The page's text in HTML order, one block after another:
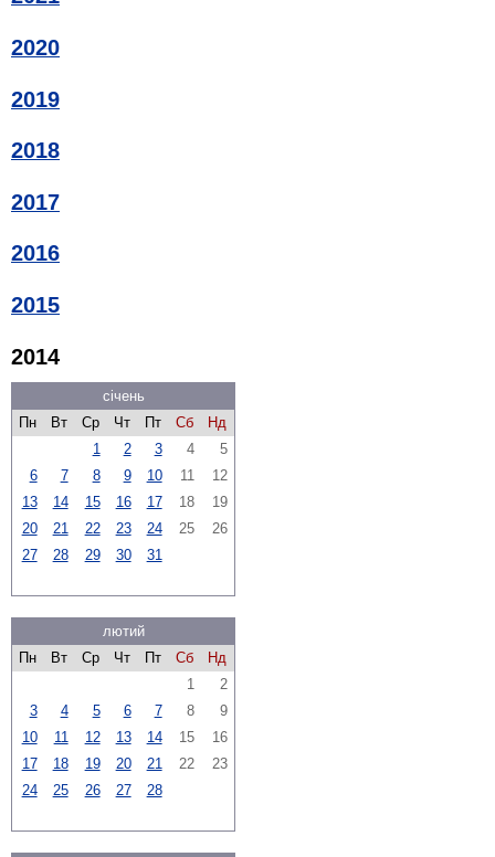
2020
2019
2018
2017
2016
2015
2014
січень
Пн
Вт Ср Чт Пт Сб
Нд
1
2 3 4
5
6
7 8 9 10 11
12
13
14 15 16 17 18
19
20
21 22 23 24 25
26
27
28 29 30 31
лютий
Пн
Вт Ср Чт Пт Сб
Нд
1
2
3
4 5 6 7 8
9
10
11 12 13 14 15
16
17
18 19 20 21 22
23
24
25 26 27 28